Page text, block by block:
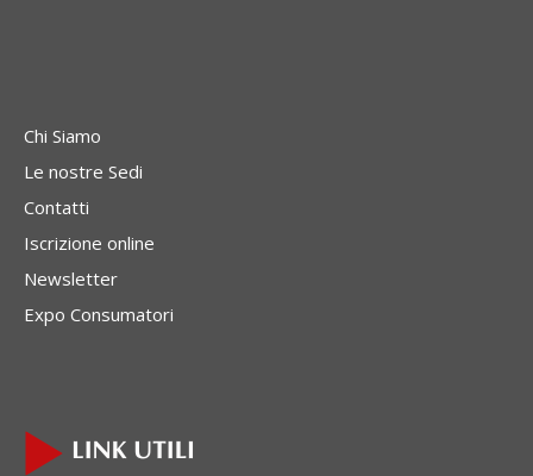
Chi Siamo
Le nostre Sedi
Contatti
Iscrizione online
Newsletter
Expo Consumatori